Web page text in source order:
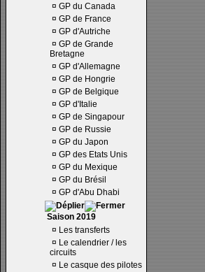
¤ GP du Canada
¤ GP de France
¤ GP d'Autriche
¤ GP de Grande
Bretagne
¤ GP d'Allemagne
¤ GP de Hongrie
¤ GP de Belgique
¤ GP d'Italie
¤ GP de Singapour
¤ GP de Russie
¤ GP du Japon
¤ GP des Etats Unis
¤ GP du Mexique
¤ GP du Brésil
¤ GP d'Abu Dhabi
Saison 2019
¤ Les transferts
¤ Le calendrier / les
circuits
¤ Le casque des pilotes